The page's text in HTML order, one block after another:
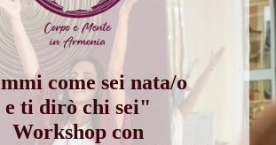
come sei nata/o
e ti dirò chi sei"
Workshop con